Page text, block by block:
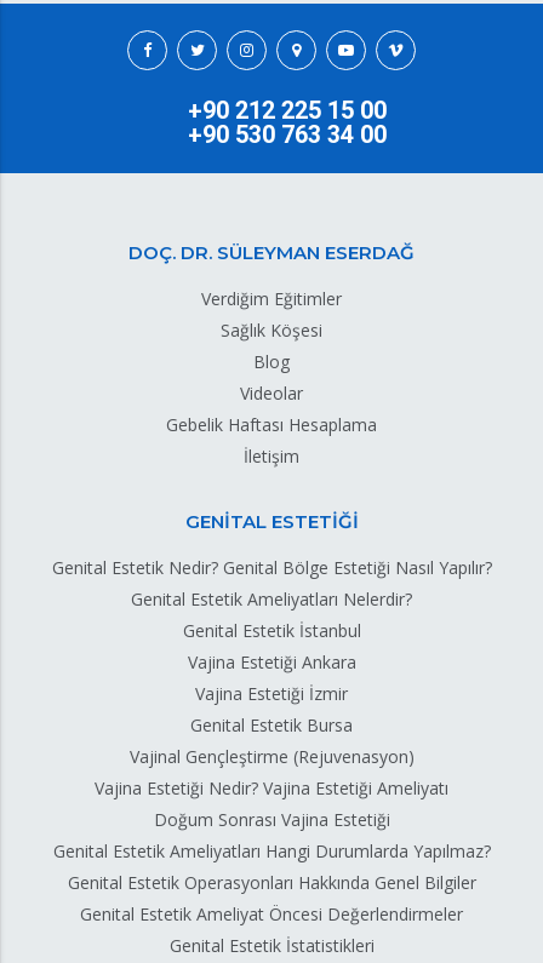
+90 212 225 15 00
+90 530 763 34 00
DOÇ. DR. SÜLEYMAN ESERDAĞ
Verdiğim Eğitimler
Sağlık Köşesi
Blog
Videolar
Gebelik Haftası Hesaplama
İletişim
GENİTAL ESTETİĞİ
Genital Estetik Nedir? Genital Bölge Estetiği Nasıl Yapılır?
Genital Estetik Ameliyatları Nelerdir?
Genital Estetik İstanbul
Vajina Estetiği Ankara
Vajina Estetiği İzmir
Genital Estetik Bursa
Vajinal Gençleştirme (Rejuvenasyon)
Vajina Estetiği Nedir? Vajina Estetiği Ameliyatı
Doğum Sonrası Vajina Estetiği
Genital Estetik Ameliyatları Hangi Durumlarda Yapılmaz?
Genital Estetik Operasyonları Hakkında Genel Bilgiler
Genital Estetik Ameliyat Öncesi Değerlendirmeler
Genital Estetik İstatistikleri